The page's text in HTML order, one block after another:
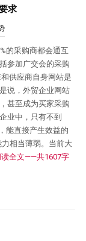
求
的采购商都会通互
参加广交会的采购
供应商自身网站是
说，外贸企业网站
甚至成为买家采购
业中，只有不到
能直接产生效益的
相当薄弱。当前大
读全文——共1607字